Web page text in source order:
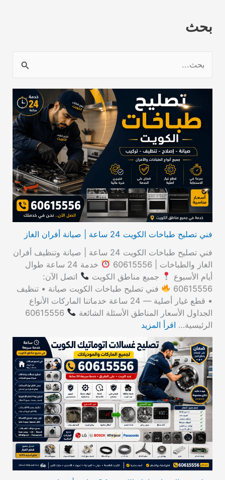
بحث
فني تصليح طباخات الكويت 24 ساعة | صيانة أفران الغاز
فني تصليح طباخات الكويت 24 ساعة | صيانة وتنظيف أفران
الغاز والطباخات | 60615556
خدمة 24 ساعة طوال
أيام الأسبوع
جميع مناطق الكويت
اتصل الآن:
60615556
فني تصليح طباخات الكويت صيانة • تنظيف
• قطع غيار أصلية — 24 ساعة خدماتنا الماركات الأنواع
الجداول الأسعار المناطق الأسئلة الشائعة
60615556
الرئيسية… اقرأ المزيد